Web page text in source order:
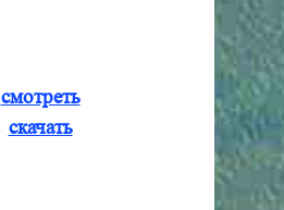
смотреть
скачать